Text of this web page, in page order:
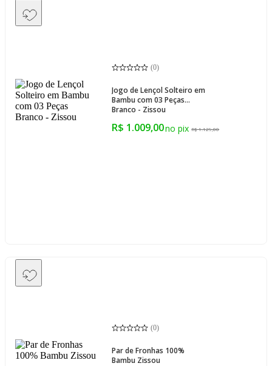
(0)
Jogo de Lençol Solteiro em
Bambu com 03 Peças
Branco - Zissou
R$ 1.009,00 R$ 1.129,00
(0)
Par de Fronhas 100%
Bambu Zissou